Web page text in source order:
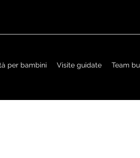
per bambini Visite guidate Team